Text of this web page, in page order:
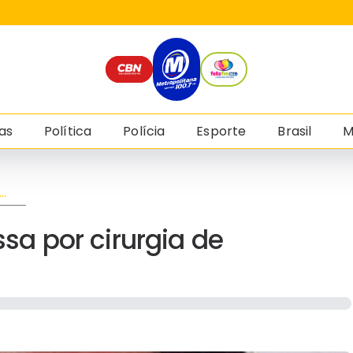
Política Polícia Esporte Brasil
por cirurgia de